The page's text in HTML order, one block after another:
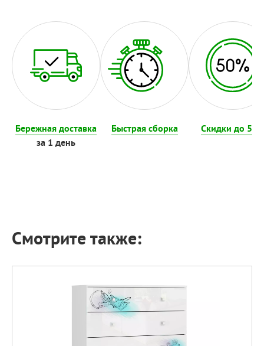
Бережная доставка
за 1 день
Быстрая сборка Скидки до
Смотрите также: